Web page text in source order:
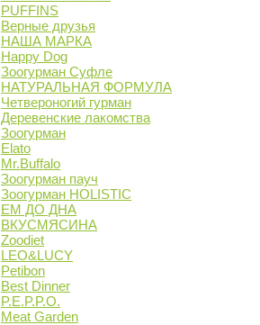
PUFFINS
Верные друзья
НАША МАРКА
Happy Dog
Зоогурман Суфле
НАТУРАЛЬНАЯ ФОРМУЛА
Четвероногий гурман
Деревенские лакомства
Зоогурман
Elato
Mr.Buffalo
Зоогурман пауч
Зоогурман HOLISTIC
ЕМ ДО ДНА
ВКУСМЯСИНА
Zoodiet
LEO&LUCY
Petibon
Best Dinner
P.E.P.P.O.
Meat Garden